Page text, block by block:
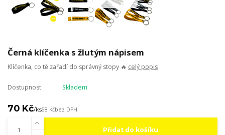
Černá klíčenka s žlutým nápisem
Klíčenka, co tě zařadí do správný stopy 🔥 celý popis
Dostupnost Skladem
70 Kč/ks58 Kčbez DPH
Přidat do košíku